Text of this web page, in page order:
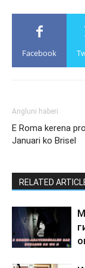
Facebook
Angluni haberi
E Roma kerena
Januari ko Brisel
RELATED